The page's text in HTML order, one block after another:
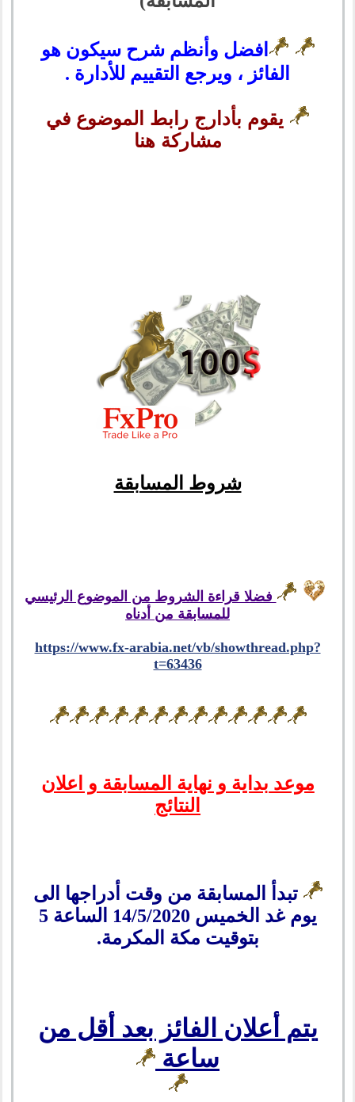
افضل وأنظم شرح سيكون هو
الفائز ، ويرجع التقييم للأدارة .
يقوم بأدارج رابط الموضوع في
مشاركة هنا
شروط المسابقة
فضلا قراءة الشروط من الموضوع الرئيسي
للمسابقة من أدناه
https://www.fx-arabia.net/vb/showthread.php?
t=63436
موعد بداية و نهاية المسابقة و اعلان
النتائج
تبدأ المسابقة من وقت أدراجها الى
يوم غد الخميس 14/5/2020 الساعة 5
بتوقيت مكة المكرمة.
يتم أعلان الفائز بعد أقل من
ساعة